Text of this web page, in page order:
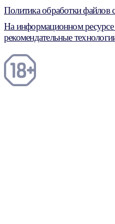
Политика обработки файлов
На информационном
рекомендательные